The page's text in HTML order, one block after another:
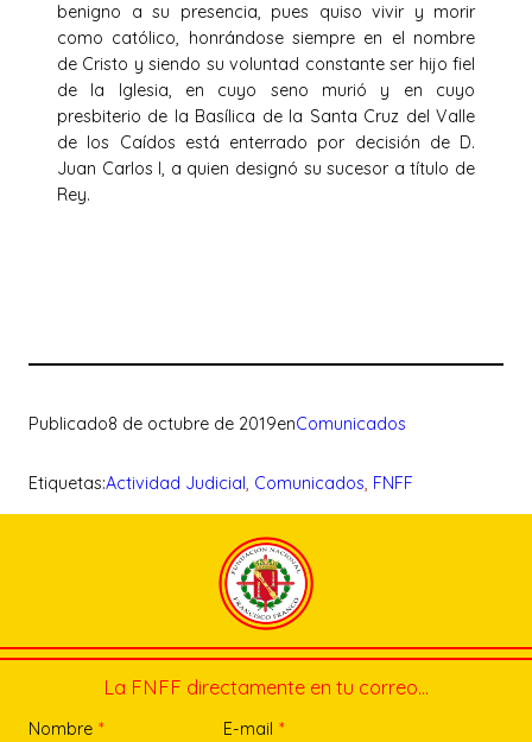
benigno a su presencia, pues quiso vivir y morir
como católico, honrándose siempre en el nombre
de Cristo y siendo su voluntad constante ser hijo fiel
de la Iglesia, en cuyo seno murió y en cuyo
presbiterio de la Basílica de la Santa Cruz del Valle
de los Caídos está enterrado por decisión de D.
Juan Carlos I, a quien designó su sucesor a título de
Rey.
Publicado8 de octubre de 2019enComunicados
Etiquetas:Actividad Judicial, Comunicados, FNFF
La FNFF directamente en tu correo…
Nombre * E-mail *